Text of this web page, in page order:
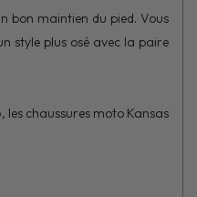
bon maintien du pied. Vous
style plus osé avec la paire
chaussures moto Kansas